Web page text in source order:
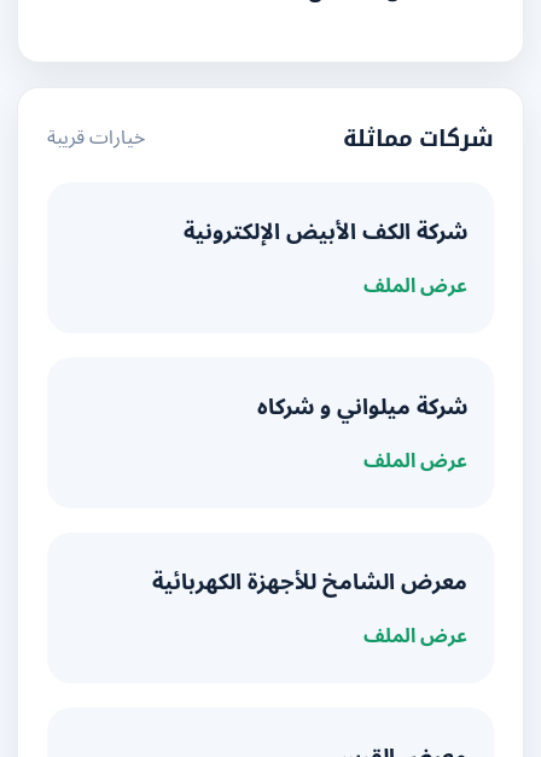
شركات مماثلة خيارات قريبة
شركة الكف الأبيض الإلكترونية
عرض الملف
شركة ميلواني و شركاه
عرض الملف
معرض الشامخ للأجهزة الكهربائية
عرض الملف